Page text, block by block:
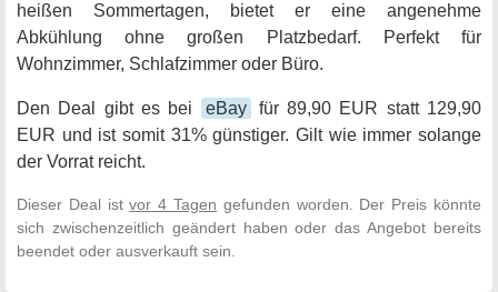
heißen Sommertagen, bietet er eine angenehme
Abkühlung ohne großen Platzbedarf. Perfekt für
Wohnzimmer, Schlafzimmer oder Büro.
Den Deal gibt es bei eBay
für 89,90 EUR statt 129,90
EUR und ist somit 31% günstiger. Gilt wie immer solange
der Vorrat reicht.
Dieser Deal istvor 4 Tagen gefunden worden. Der Preis könnte
sich zwischenzeitlich geändert haben oder das Angebot bereits
beendet oder ausverkauft sein.